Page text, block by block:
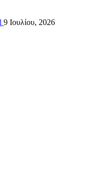
9 Ιουλίου, 2026